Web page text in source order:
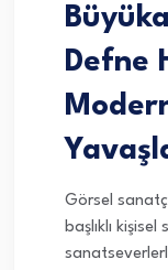
Defne
Görsel sanatçı
başlıklı